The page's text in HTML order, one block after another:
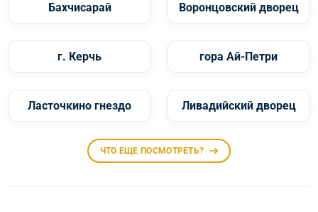
Бахчисарай Воронцовский дворец
г. Керчь гора Ай-Петри
Ласточкино гнездо Ливадийский дворец
ЧТО ЕЩЕ ПОСМОТРЕТЬ?